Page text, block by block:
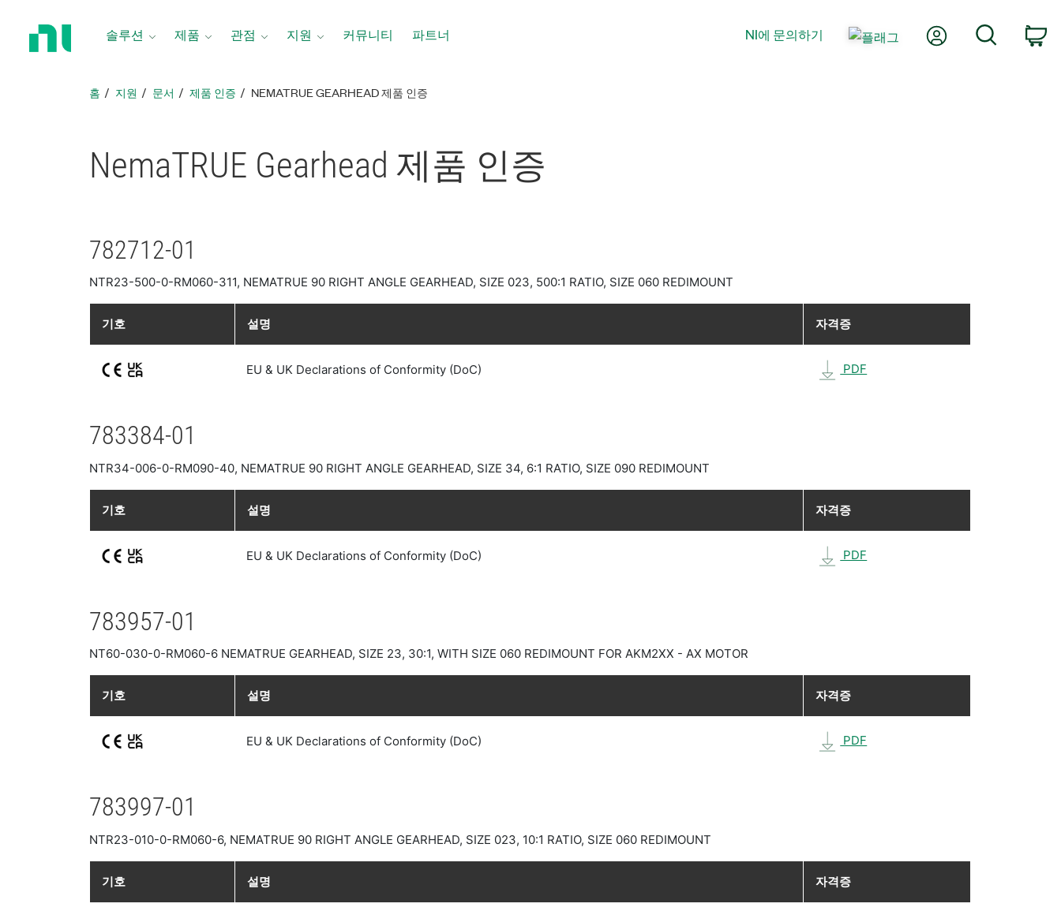
솔루션 제품 관점 지원 커뮤니티 파트너 NI에 문의하기 내 계정
홈 지원 문서 제품 인증 NEMATRUE GEARHEAD 제품 인증
NemaTRUE Gearhead 제품 인증
782712-01
NTR23-500-0-RM060-311, NEMATRUE 90 RIGHT ANGLE GEARHEAD, SIZE 023, 500:1 RATIO, SIZE 060 REDIMOUNT
기호 설명 자격증
EU & UK Declarations of Conformity (DoC) PDF
783384-01
NTR34-006-0-RM090-40, NEMATRUE 90 RIGHT ANGLE GEARHEAD, SIZE 34, 6:1 RATIO, SIZE 090 REDIMOUNT
기호 설명 자격증
EU & UK Declarations of Conformity (DoC) PDF
783957-01
NT60-030-0-RM060-6 NEMATRUE GEARHEAD, SIZE 23, 30:1, WITH SIZE 060 REDIMOUNT FOR AKM2XX - AX MOTOR
기호 설명 자격증
EU & UK Declarations of Conformity (DoC) PDF
783997-01
NTR23-010-0-RM060-6, NEMATRUE 90 RIGHT ANGLE GEARHEAD, SIZE 023, 10:1 RATIO, SIZE 060 REDIMOUNT
기호 설명 자격증